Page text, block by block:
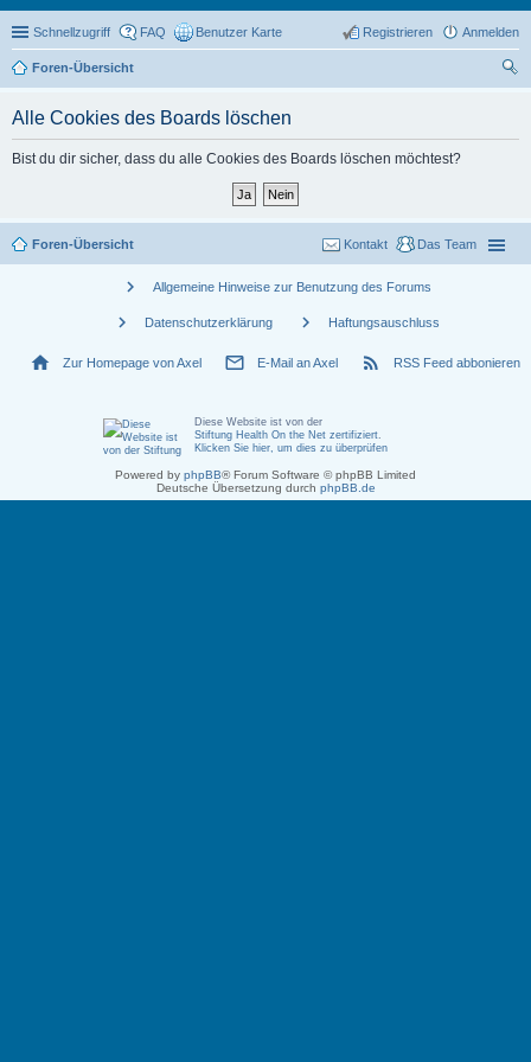
Schnellzugriff FAQ Benutzer Karte Anmelden
Registrieren
Foren-Übersicht
Alle Cookies des Boards löschen
Bist du dir sicher, dass du alle Cookies des Boards löschen möchtest?
Foren-Übersicht Das Team
Kontakt
chevron_right Allgemeine Hinweise zur Benutzung des Forums
chevron_right Datenschutzerklärung chevron_right Haftungsauschluss
home Zur Homepage von Axel mail_outline E-Mail an Axel rss_feed RSS Feed abbonieren
Diese Website ist von der
Stiftung Health On the Net zertifiziert.
Klicken Sie hier, um dies zu überprüfen
Powered by phpBB® Forum Software © phpBB Limited
Deutsche Übersetzung durch phpBB.de